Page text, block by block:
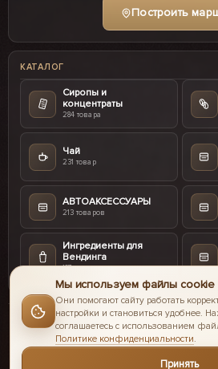
Построить
КАТАЛОГ
Сиропы и
концентраты
284 товара
Чай
231 товар
АВТОАКСЕССУАРЫ
213 товаров
Ингредиенты для
Вендинга
187 товаров
Мы используем файлы cookie
Они помогают сайту работать
настройки и становиться удобнее.
соглашаетесь с использованием
Политике конфиденциальности.
Принять